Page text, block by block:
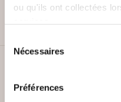
ou qu'ils ont collectées
Nécessaires
PréférencesLundi au